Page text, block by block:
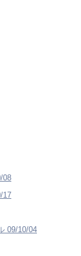
08
17
09/10/04